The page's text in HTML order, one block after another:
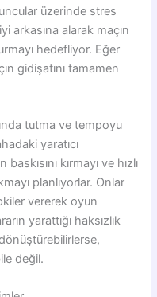
üzerinde stres
arkasına alarak maçın
hedefliyor. Eğer
gidişatını tamamen
tutma ve tempoyu
yaratıcı
kırmayı ve hızlı
planlıyorlar. Onlar
vererek oyun
yarattığı haksızlık
değil.